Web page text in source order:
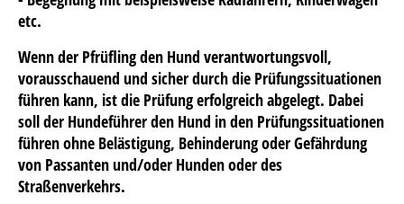
etc.
Wenn der Pfrüfling den Hund verantwortungsvoll,
vorausschauend und sicher durch die Prüfungssituationen
führen kann, ist die Prüfung erfolgreich abgelegt. Dabei
soll der Hundeführer den Hund in den Prüfungssituationen
führen ohne Belästigung, Behinderung oder Gefährdung
von Passanten und/oder Hunden oder des
Straßenverkehrs.